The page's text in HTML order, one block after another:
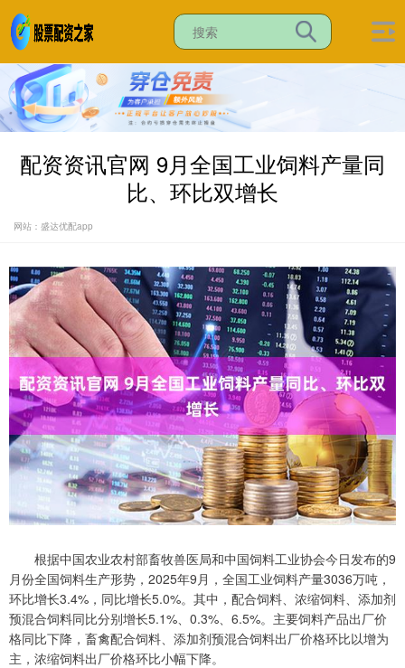
配资资讯官网 9月全国工业饲料产量同
比、环比双增长
网站：盛达优配app
根据中国农业农村部畜牧兽医局和中国饲料工业协会今日发布的9
月份全国饲料生产形势，2025年9月，全国工业饲料产量3036万吨，
环比增长3.4%，同比增长5.0%。其中，配合饲料、浓缩饲料、添加剂
预混合饲料同比分别增长5.1%、0.3%、6.5%。主要饲料产品出厂价
格同比下降，畜禽配合饲料、添加剂预混合饲料出厂价格环比以增为
主，浓缩饲料出厂价格环比小幅下降。